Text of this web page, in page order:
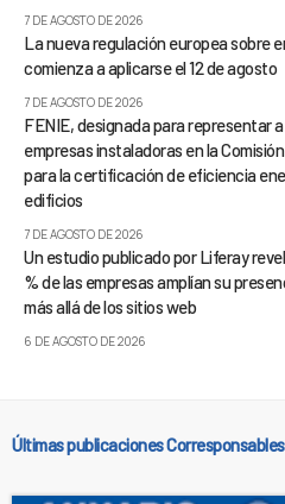
7 DE AGOSTO DE 2026
La nueva regulación europea sobre
comienza a aplicarse el 12 de agosto
7 DE AGOSTO DE 2026
FENIE, designada para representar a
empresas instaladoras en la
para la certificación de eficiencia
edificios
7 DE AGOSTO DE 2026
Un estudio publicado por Liferay
% de las empresas amplían su
más allá de los sitios web
6 DE AGOSTO DE 2026
Últimas publicaciones Corresponsables